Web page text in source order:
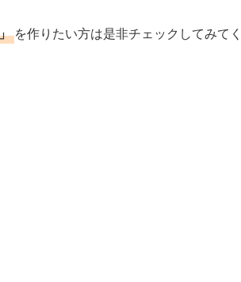
を作りたい方は是非チェックしてみて